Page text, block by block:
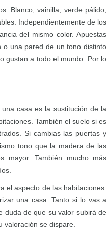
Blanco, vainilla, verde pálido,
Independientemente de los
del mismo color. Apuestas
o una pared de un tono distinto
gustan a todo el mundo. Por lo
casa es la sustitución de la
También el suelo si es
Si cambias las puertas y
tono que la madera de las
mayor. También mucho más
el aspecto de las habitaciones.
una casa. Tanto si lo vas a
duda de que su valor subirá de
valoración se dispare.